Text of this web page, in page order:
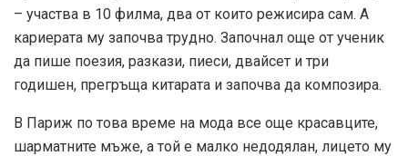
– участва в 10 филма, два от които режисира сам. А
кариерата му започва трудно. Започнал още от ученик
да пише поезия, разкази, пиеси, двайсет и три
годишен, прегръща китарата и започва да композира.
В Париж по това време на мода все още красавците,
шарматните мъже, а той е малко недодялан, лицето му